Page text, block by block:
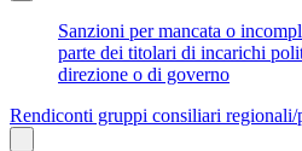
Sanzioni per mancata o
parte dei titolari di incarichi
direzione o di governo
Rendiconti gruppi consiliari